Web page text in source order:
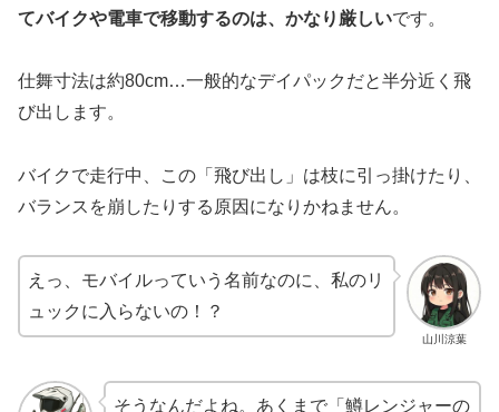
てバイクや電車で移動するのは、かなり厳しいです。
仕舞寸法は約80cm…一般的なデイパックだと半分近く飛
び出します。
バイクで走行中、この「飛び出し」は枝に引っ掛けたり、
バランスを崩したりする原因になりかねません。
山川涼葉
えっ、モバイルっていう名前なのに、私のリ
ュックに入らないの！？
そうなんだよね。あくまで「鱒レンジャーの